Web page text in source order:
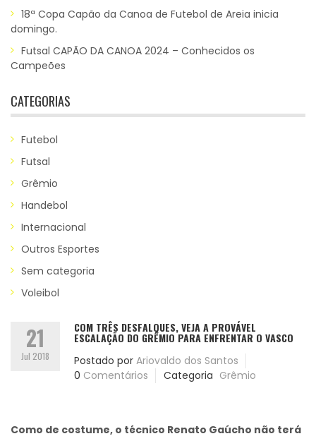
18ª Copa Capão da Canoa de Futebol de Areia inicia
domingo.
Futsal CAPÃO DA CANOA 2024 – Conhecidos os
Campeões
CATEGORIAS
Futebol
Futsal
Grêmio
Handebol
Internacional
Outros Esportes
Sem categoria
Voleibol
21
Jul 2018
COM TRÊS DESFALQUES, VEJA A PROVÁVEL
ESCALAÇÃO DO GRÊMIO PARA ENFRENTAR O VASCO
Postado por Ariovaldo dos Santos
0 Comentários Categoria Grêmio
Como de costume, o técnico Renato Gaúcho não terá